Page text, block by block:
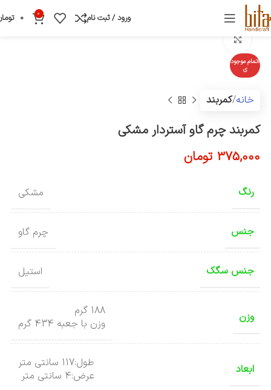
ورود / ثبت نام 0
0
اتمام موجود
ی
خانه کمربند
کمربند چرم گاو آستردار مشکی
375,000 تومان
رنگ مشکی
جنس چرم گاو
جنس سگک استیل
وزن
188 گرم
وزن با جعبه 434 گرم
ابعاد
طول:117 سانتی متر
عرض:4 سانتی متر